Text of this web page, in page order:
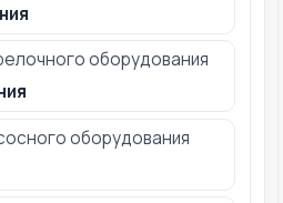
оборудования
оборудования